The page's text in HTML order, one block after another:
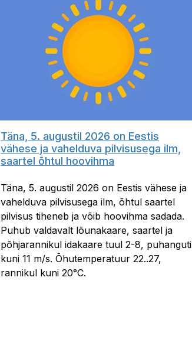
Täna, 5. augustil 2026 on Eestis
vähese ja vahelduva pilvisusega ilm,
saartel õhtul hoovihma
Täna, 5. augustil 2026 on Eestis vähese ja
vahelduva pilvisusega ilm, õhtul saartel
pilvisus tiheneb ja võib hoovihma sadada.
Puhub valdavalt lõunakaare, saartel ja
põhjarannikul idakaare tuul 2-8, puhanguti
kuni 11 m/s. Õhutemperatuur 22..27,
rannikul kuni 20°C.